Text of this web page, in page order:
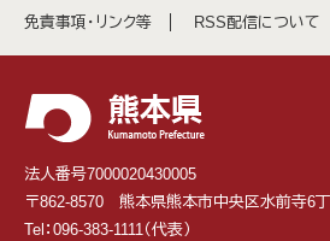
免責事項・リンク等 RSS配信について
法人番号7000020430005
〒862-8570 熊本県熊本市中央区水前寺6
Tel：096-383-1111（代表）